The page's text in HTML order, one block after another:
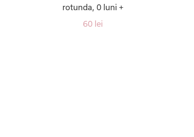
rotunda, 0 luni +
60 lei